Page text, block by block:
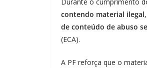
contendo material ilegal
de conteúdo de abuso
(ECA).
A PF reforça que o